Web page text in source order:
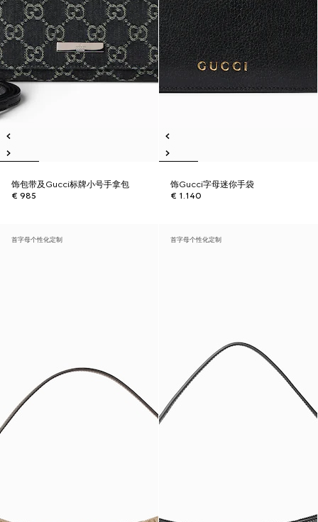
饰包带及Gucci标牌小号手拿包
€ 985
饰Gucci字母迷你手袋
€ 1.140
首字母个性化定制 首字母个性化定制